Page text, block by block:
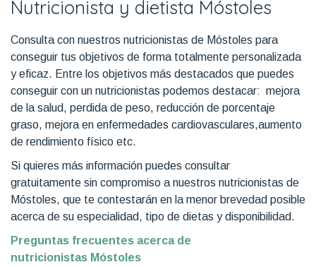
Nutricionista y dietista Móstoles
Consulta con nuestros nutricionistas de Móstoles para
conseguir tus objetivos de forma totalmente personalizada
y eficaz. Entre los objetivos más destacados que puedes
conseguir con un nutricionistas podemos destacar: mejora
de la salud, perdida de peso, reducción de porcentaje
graso, mejora en enfermedades cardiovasculares,aumento
de rendimiento físico etc.
Si quieres más información puedes consultar
gratuitamente sin compromiso a nuestros nutricionistas de
Móstoles, que te contestarán en la menor brevedad posible
acerca de su especialidad, tipo de dietas y disponibilidad.
Preguntas frecuentes acerca de
nutricionistas Móstoles